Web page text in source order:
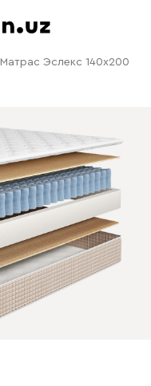
Матрас Эслекс 140x200